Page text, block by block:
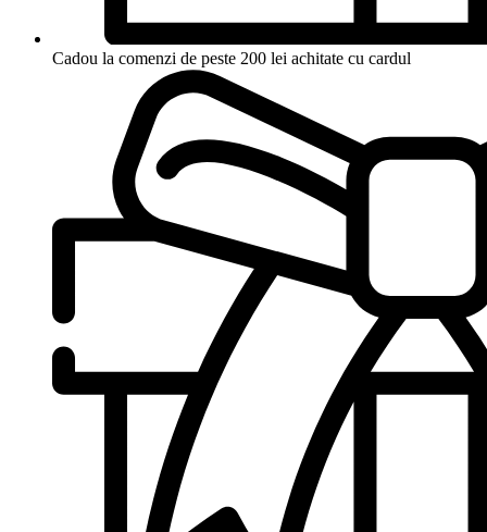
Cadou la comenzi de peste 200 lei achitate cu cardul